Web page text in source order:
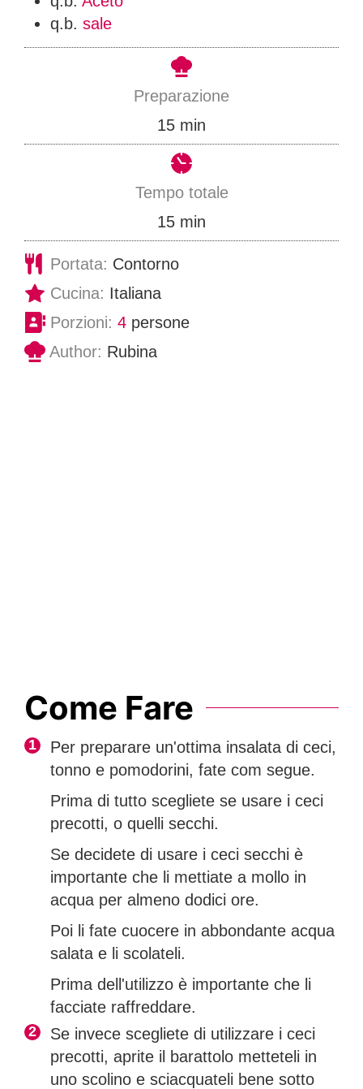
q.b. sale
Preparazione
15m
i
t
i
min
Tempo totale
15mmin
Portata: Contorno
Cucina: Italiana
Porzioni: 4 persone
Author: Rubina
Come Fare
Per preparare un'ottima insalata di ceci,
tonno e pomodorini, fate com segue.
Prima di tutto scegliete se usare i ceci
precotti, o quelli secchi.
Se decidete di usare i ceci secchi è
importante che li mettiate a mollo in
acqua per almeno dodici ore.
Poi li fate cuocere in abbondante acqua
salata e li scolateli.
Prima dell'utilizzo è importante che li
facciate raffreddare.
Se invece scegliete di utilizzare i ceci
precotti, aprite il barattolo metteteli in
uno scolino e sciacquateli bene sotto